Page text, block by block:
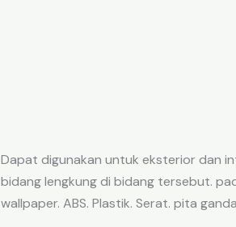
Dapat digunakan untuk eksterior dan
bidang lengkung di bidang tersebut.
wallpaper. ABS. Plastik. Serat. pita